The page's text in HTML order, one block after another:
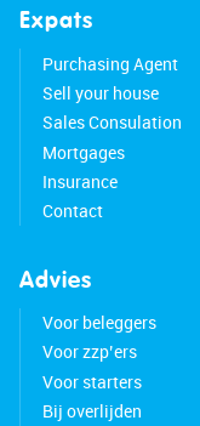
Expats
Purchasing Agent
Sell your house
Sales Consulation
Mortgages
Insurance
Contact
Advies
Voor beleggers
Voor zzp’ers
Voor starters
Bij overlijden